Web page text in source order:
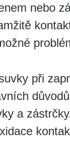
nebo
při
a